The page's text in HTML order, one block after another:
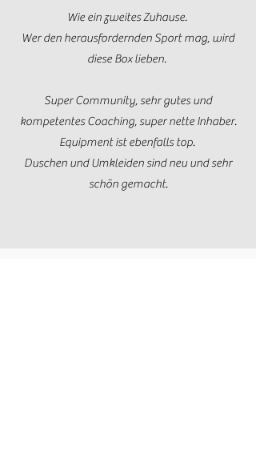
Wie ein zweites Zuhause.
Wer den herausfordernden Sport mag, wird
diese Box lieben.
Super Community, sehr gutes und
kompetentes Coaching, super nette Inhaber.
Equipment ist ebenfalls top.
Duschen und Umkleiden sind neu und sehr
schön gemacht.